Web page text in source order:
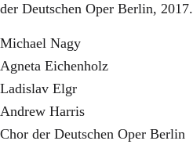
der Deutschen Oper Berlin, 2017.
Michael Nagy
Agneta Eichenholz
Ladislav Elgr
Andrew Harris
Chor der Deutschen Oper Berlin